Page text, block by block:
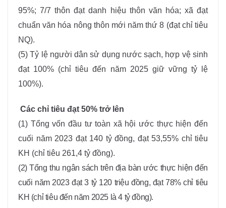
95%; 7/7 thôn đạt danh hiệu thôn văn hóa; xã đạt
chuẩn văn hóa nông thôn mới năm thứ 8 (đạt chỉ tiêu
NQ).
(5) Tỷ lệ người dân sử dụng nước sạch, hợp vệ sinh
đạt 100% (chỉ tiêu đến năm 2025 giữ vững tỷ lệ
100%).
Các chỉ tiêu đạt 50% trở lên
(1) Tổng vốn đầu tư toàn xã hội ước thực hiện đến
cuối năm 2023 đạt 140 tỷ đồng, đạt 53,55% chỉ tiêu
KH (chỉ tiêu 261,4 tỷ đồng).
(2) Tổng thu ngân sách trên địa bàn ước thực hiện đến
cuối năm 2023 đạt 3 tỷ 120 triệu đồng, đạt 78% chỉ tiêu
KH (chỉ tiêu đến năm 2025 là 4 tỷ đồng).